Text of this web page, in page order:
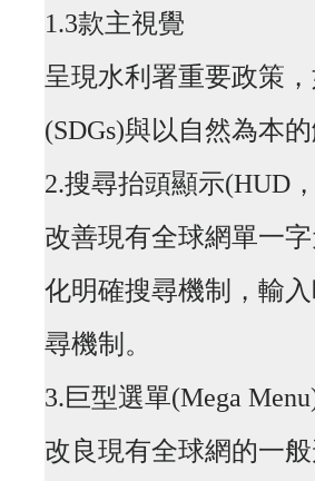
1.3款主視覺
呈現水利署重要政策
(SDGs)與以自然為本
2.搜尋抬頭顯示(HUD
改善現有全球網單一
化明確搜尋機制，輸
尋機制。
3.巨型選單(Mega
改良現有全球網的一